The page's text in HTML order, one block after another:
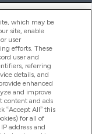
which may be
site, enable
user
efforts. These
user and
referring
details, and
enhanced
and improve
content and ads
“Accept All” this
for all of
address and